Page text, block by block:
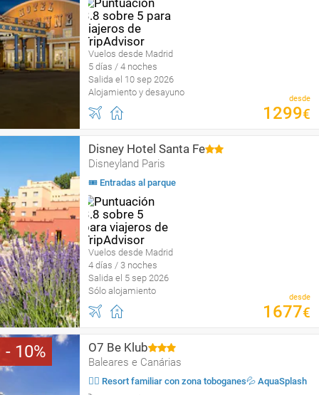
Vuelos desde Madrid
5 días / 4 noches
Salida el 10 sep 2026
Alojamiento y desayuno
desde
1299€
Disney Hotel Santa Fe
Disneyland Paris
🎟 Entradas al parque
Vuelos desde Madrid
4 días / 3 noches
Salida el 5 sep 2026
Sólo alojamiento
desde
1677€
10 O7 Be Klub
Baleares e Canárias
🏄🏻 Resort familiar con zona toboganes💦 AquaSplash